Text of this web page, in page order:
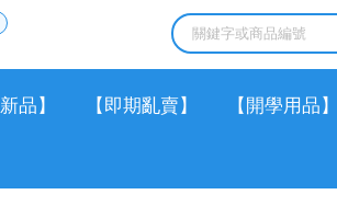
品】 【即期亂賣】 【開學用品】